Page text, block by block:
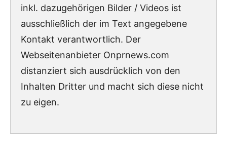
inkl. dazugehörigen Bilder / Videos ist
ausschließlich der im Text angegebene
Kontakt verantwortlich. Der
Webseitenanbieter Onprnews.com
distanziert sich ausdrücklich von den
Inhalten Dritter und macht sich diese nicht
zu eigen.